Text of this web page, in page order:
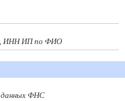
ИНН ИП по ФИО
данных ФНС